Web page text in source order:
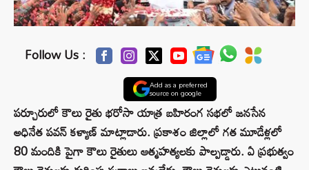
Follow Us :
Add as a preferred
source on google
పర్చూరులో కౌలు రైతు భరోసా యాత్ర బహిరంగ సభలో జనసేన
అధినేత పవన్ కళ్యాణ్ మాట్లాడారు. ప్రకాశం జిల్లాలో గత మూడేళ్లలో
80 మందికి పైగా కౌలు రైతులు ఆత్మహత్యలకు పాల్పడ్డారు. ఏ ప్రభుత్వం